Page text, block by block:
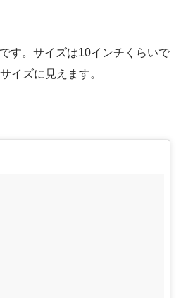
す。サイズは10インチくらいで
イズに見えます。